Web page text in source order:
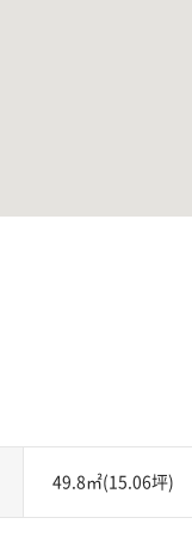
49.8㎡(15.06坪)